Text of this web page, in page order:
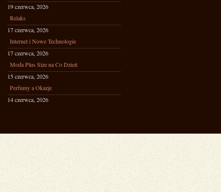
19 czerwca, 2026
Relaks
17 czerwca, 2026
Internet i Nowe Technologie
17 czerwca, 2026
Moda Plus Size na Co Dzień
15 czerwca, 2026
Perfumy a Okazje
14 czerwca, 2026